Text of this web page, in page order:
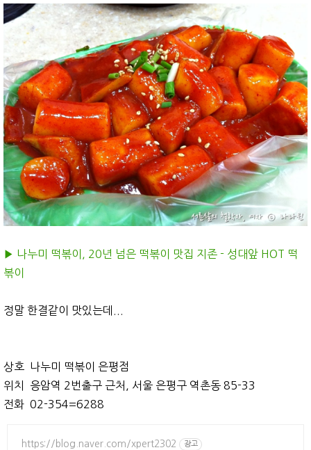
▶︎ 나누미 떡볶이, 20년 넘은 떡볶이 맛집 지존 - 성대앞 HOT 떡
볶이
정말 한결같이 맛있는데...
상호 나누미 떡볶이 은평점
위치 응암역 2번출구 근처, 서울 은평구 역촌동 85-33
전화 02-354=6288
https://blog.naver.com/xpert2302 광고